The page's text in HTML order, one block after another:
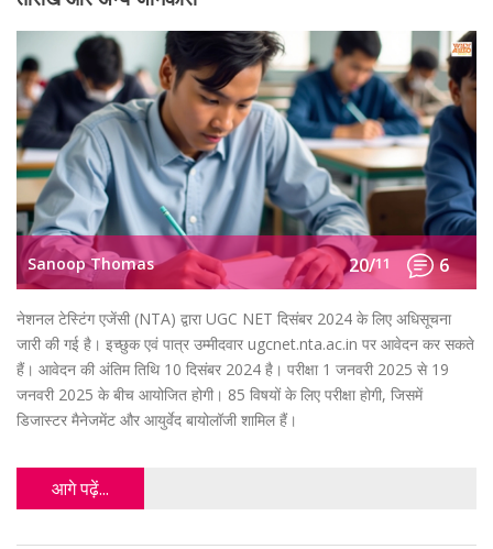
Sanoop Thomas 20/11 6
नेशनल टेस्टिंग एजेंसी (NTA) द्वारा UGC NET दिसंबर 2024 के लिए अधिसूचना
जारी की गई है। इच्छुक एवं पात्र उम्मीदवार ugcnet.nta.ac.in पर आवेदन कर सकते
हैं। आवेदन की अंतिम तिथि 10 दिसंबर 2024 है। परीक्षा 1 जनवरी 2025 से 19
जनवरी 2025 के बीच आयोजित होगी। 85 विषयों के लिए परीक्षा होगी, जिसमें
डिजास्टर मैनेजमेंट और आयुर्वेद बायोलॉजी शामिल हैं।
आगे पढ़ें...